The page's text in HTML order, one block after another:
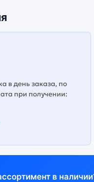
в день заказа, по
при получении:
в